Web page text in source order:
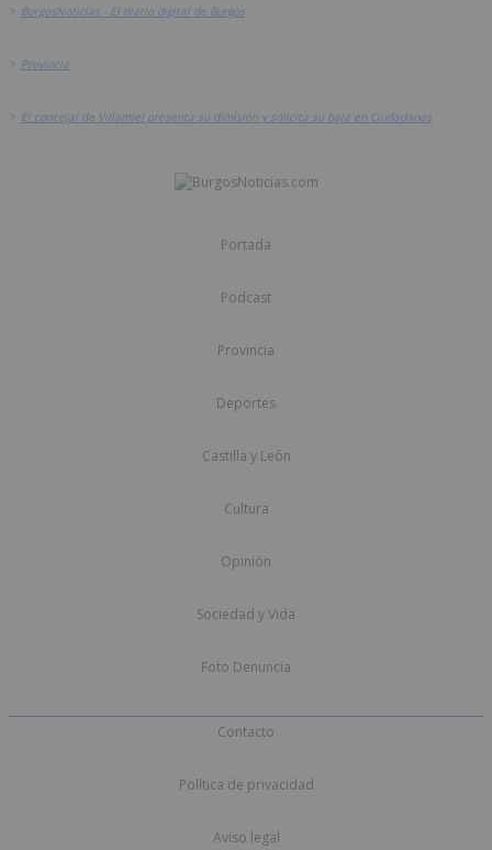
> BurgosNoticias - El diario digital de Burgos
> Provincia
> El concejal de Villamiel presenta su dimisión y solicita su baja en Ciudadanos
Portada
Podcast
Provincia
Deportes
Castilla y León
Cultura
Opinión
Sociedad y Vida
Foto Denuncia
Contacto
Política de privacidad
Aviso legal